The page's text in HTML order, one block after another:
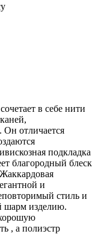
в себе нити
Он отличается
подкладка
благородный блеск
и
стиль и
шарм изделию.
, а полиэстр